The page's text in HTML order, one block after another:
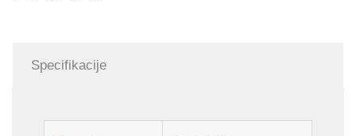
Specifikacije